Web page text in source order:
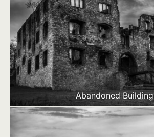
Abandoned Building